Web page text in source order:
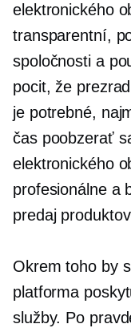
elektronického
transparentní,
spoločnosti a
pocit, že
je potrebné,
čas poobzerať
elektronického
profesionálne a
predaj
Okrem toho by
platforma
služby. Po